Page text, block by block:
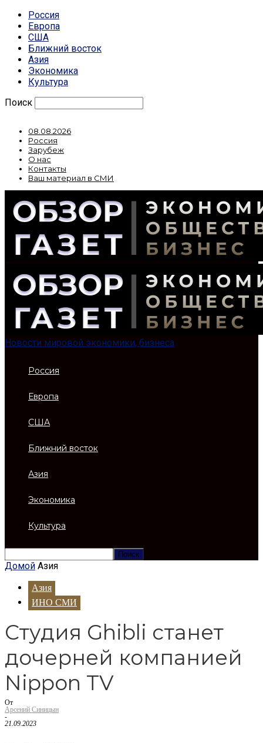
Россия
Европа
США
Ближний восток
Азия
Экономика
Культура
Поиск
08.08.2026
Россия
Зарубеж
О нас
Контакты
Ваш материал в СМИ
Новости мировой экономики, бизнеса
Россия
Европа
США
Ближний восток
Азия
Экономика
Культура
Домой Азия
Азия
ИНО СМИ
Студия Ghibli станет
дочерней компанией
Nippon TV
От
Арсений Синицын
-
21.09.2023